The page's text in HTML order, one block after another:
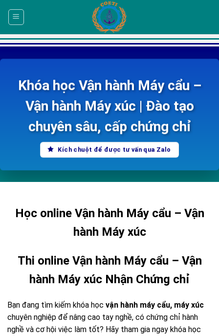
Khóa học Vận hành Máy cẩu –
Vận hành Máy xúc | Đào tạo
chuyên sâu, cấp chứng chỉ
Kích chuột để được tư vấn qua Zalo
Học online Vận hành Máy cẩu – Vận
hành Máy xúc
Thi online Vận hành Máy cẩu – Vận
hành Máy xúc Nhận Chứng chỉ
Bạn đang tìm kiếm khóa học vận hành máy cẩu, máy xúc
chuyên nghiệp để nâng cao tay nghề, có chứng chỉ hành
nghề và cơ hội việc làm tốt? Hãy tham gia ngay khóa học